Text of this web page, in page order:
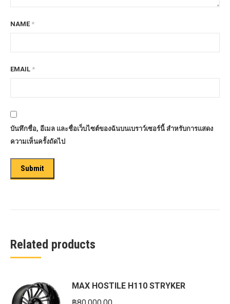
NAME *
EMAIL *
บันทึกชื่อ, อีเมล และชื่อเว็บไซต์ของฉันบนเบราว์เซอร์นี้ สำหรับการแสดง
ความเห็นครั้งถัดไป
Related products
MAX HOSTILE H110 STRYKER